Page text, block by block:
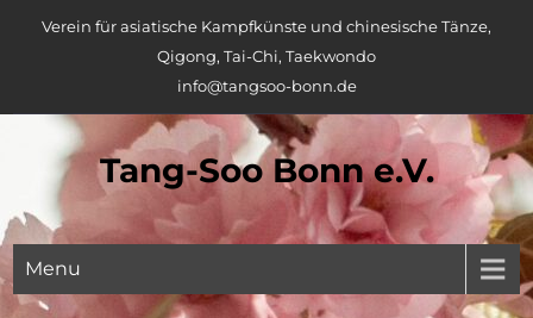
Verein für asiatische Kampfkünste und chinesische Tänze,
Qigong, Tai-Chi, Taekwondo
info@tangsoo-bonn.de
Tang-Soo Bonn e.V.
Menu